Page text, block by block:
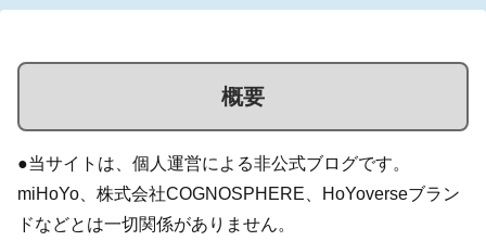
概要
●当サイトは、個人運営による非公式ブログです。
miHoYo、株式会社COGNOSPHERE、HoYoverseブラン
ドなどとは一切関係がありません。